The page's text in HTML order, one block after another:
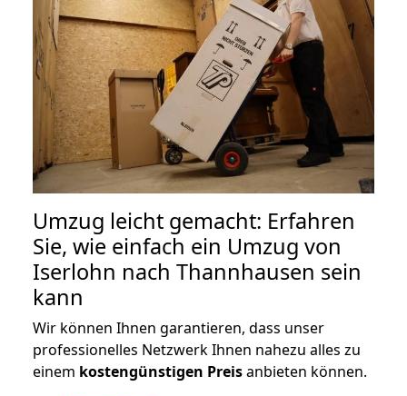
Umzug leicht gemacht: Erfahren
Sie, wie einfach ein Umzug von
Iserlohn nach Thannhausen sein
kann
Wir können Ihnen garantieren, dass unser
professionelles Netzwerk Ihnen nahezu alles zu
einem kostengünstigen Preisanbieten können.